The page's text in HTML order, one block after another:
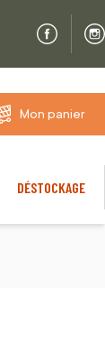
Mon panier
DÉSTOCKAGE